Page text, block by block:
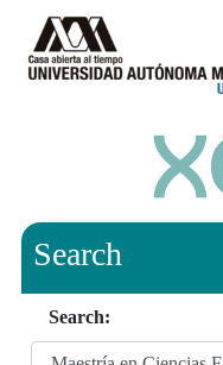
Search
Search: